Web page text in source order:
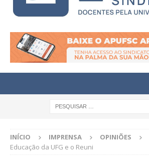
INÍCIO IMPRENSA OPINIÕES
Educação da UFG e o Reuni